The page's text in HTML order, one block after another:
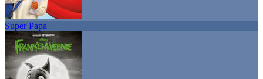
Super Papa